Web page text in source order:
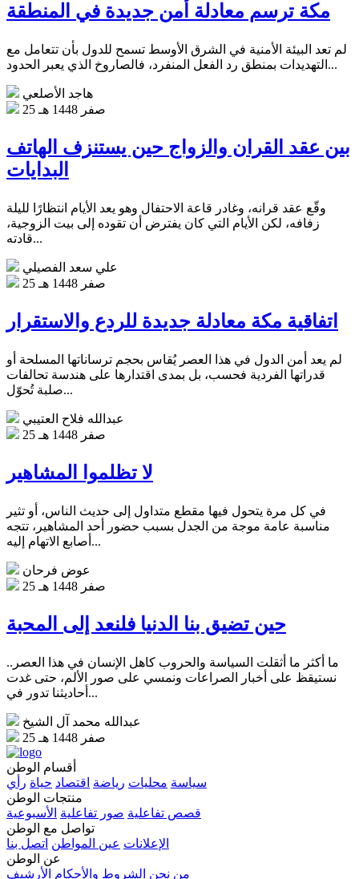
مكة ترسم معادلة أمن جديدة في المنطقة
لم تعد البيئة الأمنية في الشرق الأوسط تسمح للدول بأن تتعامل مع
التهديدات بمنطق رد الفعل المنفرد، فالصاروخ الذي يعبر الحدود...
هاجد الأصلعي
25 صفر 1448 هـ
بين عقد القران والزواج حين يستنزف الهاتف
البدايات
وقّع عقد قرانه، وغادر قاعة الاحتفال وهو يعد الأيام انتظارًا لليلة
زفافه، لكن الأيام التي كان يفترض أن تقوده إلى بيت الزوجية،
قادته...
علي سعد الفصيلي
25 صفر 1448 هـ
اتفاقية مكة معادلة جديدة للردع والاستقرار
لم يعد أمن الدول في هذا العصر يُقاس بحجم ترساناتها المسلحة أو
قدراتها الفردية فحسب، بل بمدى اقتدارها على هندسة تحالفات
صلبة تُحوّل...
عبدالله فلاح العتيبي
25 صفر 1448 هـ
لا تظلموا المشاهير
في كل مرة يتحول فيها مقطع متداول إلى حديث الناس، أو تثير
مناسبة عامة موجة من الجدل بسبب حضور أحد المشاهير، تتجه
أصابع الاتهام إليه...
عوض فرحان
25 صفر 1448 هـ
حين تضيق بنا الدنيا فلنعد إلى المحبة
ما أكثر ما أثقلت السياسة والحروب كاهل الإنسان في هذا العصر..
نستيقظ على أخبار الصراعات ونمسي على صور الألم، حتى غدت
أحاديثنا تدور في...
عبدالله محمد آل الشيخ
25 صفر 1448 هـ
أقسام الوطن
سياسة محليات رياضة اقتصاد حياة رأي
منتجات الوطن
قصص تفاعلية صور تفاعلية الأسبوعية
تواصل مع الوطن
الإعلانات عين المواطن اتصل بنا
عن الوطن
من نحن الشروط والأحكام الأرشيف